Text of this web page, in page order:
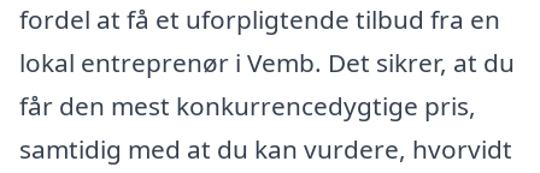
fordel at få et uforpligtende tilbud fra en
lokal entreprenør i Vemb. Det sikrer, at du
får den mest konkurrencedygtige pris,
samtidig med at du kan vurdere, hvorvidt